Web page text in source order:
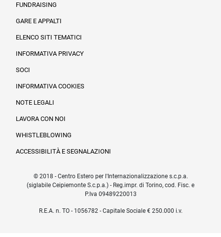
FUNDRAISING
GARE E APPALTI
ELENCO SITI TEMATICI
INFORMATIVA PRIVACY
SOCI
INFORMATIVA COOKIES
NOTE LEGALI
LAVORA CON NOI
WHISTLEBLOWING
ACCESSIBILITÀ E SEGNALAZIONI
© 2018 - Centro Estero per l'Internazionalizzazione s.c.p.a.
(siglabile Ceipiemonte S.c.p.a.) - Reg.impr. di Torino, cod. Fisc. e
P.Iva 09489220013
R.E.A. n. TO - 1056782 - Capitale Sociale € 250.000 i.v.